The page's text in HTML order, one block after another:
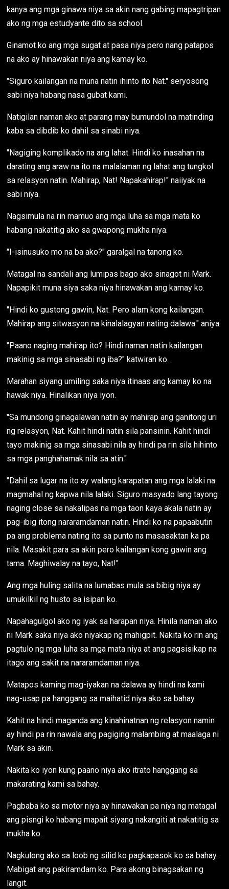
kanya ang mga ginawa niya sa akin nang gabing mapagtripan
ako ng mga estudyante dito sa school.
Ginamot ko ang mga sugat at pasa niya pero nang patapos
na ako ay hinawakan niya ang kamay ko.
"Siguro kailangan na muna natin ihinto ito Nat." seryosong
sabi niya habang nasa gubat kami.
Natigilan naman ako at parang may bumundol na matinding
kaba sa dibdib ko dahil sa sinabi niya.
"Nagiging komplikado na ang lahat. Hindi ko inasahan na
darating ang araw na ito na malalaman ng lahat ang tungkol
sa relasyon natin. Mahirap, Nat! Napakahirap!" naiiyak na
sabi niya.
Nagsimula na rin mamuo ang mga luha sa mga mata ko
habang nakatitig ako sa gwapong mukha niya.
"I-isinusuko mo na ba ako?" garalgal na tanong ko.
Matagal na sandali ang lumipas bago ako sinagot ni Mark.
Napapikit muna siya saka niya hinawakan ang kamay ko.
"Hindi ko gustong gawin, Nat. Pero alam kong kailangan.
Mahirap ang sitwasyon na kinalalagyan nating dalawa." aniya.
"Paano naging mahirap ito? Hindi naman natin kailangan
makinig sa mga sinasabi ng iba?" katwiran ko.
Marahan siyang umiling saka niya itinaas ang kamay ko na
hawak niya. Hinalikan niya iyon.
"Sa mundong ginagalawan natin ay mahirap ang ganitong uri
ng relasyon, Nat. Kahit hindi natin sila pansinin. Kahit hindi
tayo makinig sa mga sinasabi nila ay hindi pa rin sila hihinto
sa mga panghahamak nila sa atin."
"Dahil sa lugar na ito ay walang karapatan ang mga lalaki na
magmahal ng kapwa nila lalaki. Siguro masyado lang tayong
naging close sa nakalipas na mga taon kaya akala natin ay
pag-ibig itong nararamdaman natin. Hindi ko na papaabutin
pa ang problema nating ito sa punto na masasaktan ka pa
nila. Masakit para sa akin pero kailangan kong gawin ang
tama. Maghiwalay na tayo, Nat!"
Ang mga huling salita na lumabas mula sa bibig niya ay
umukilkil ng husto sa isipan ko.
Napahagulgol ako ng iyak sa harapan niya. Hinila naman ako
ni Mark saka niya ako niyakap ng mahigpit. Nakita ko rin ang
pagtulo ng mga luha sa mga mata niya at ang pagsisikap na
itago ang sakit na nararamdaman niya.
Matapos kaming mag-iyakan na dalawa ay hindi na kami
nag-usap pa hanggang sa maihatid niya ako sa bahay.
Kahit na hindi maganda ang kinahinatnan ng relasyon namin
ay hindi pa rin nawala ang pagiging malambing at maalaga ni
Mark sa akin.
Nakita ko iyon kung paano niya ako itrato hanggang sa
makarating kami sa bahay.
Pagbaba ko sa motor niya ay hinawakan pa niya ng matagal
ang pisngi ko habang mapait siyang nakangiti at nakatitig sa
mukha ko.
Nagkulong ako sa loob ng silid ko pagkapasok ko sa bahay.
Mabigat ang pakiramdam ko. Para akong binagsakan ng
langit.